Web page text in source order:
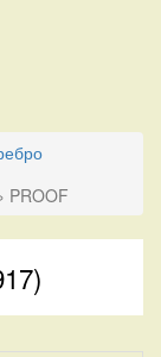
PROOF